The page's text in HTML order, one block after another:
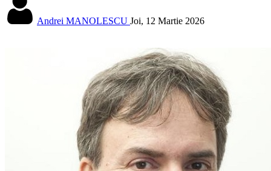
Andrei MANOLESCU Joi, 12 Martie 2026